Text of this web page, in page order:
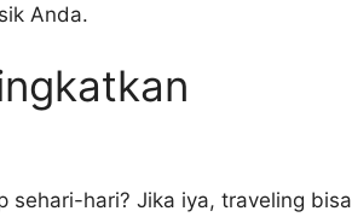
Anda.
sehari-hari? Jika iya, traveling bisa